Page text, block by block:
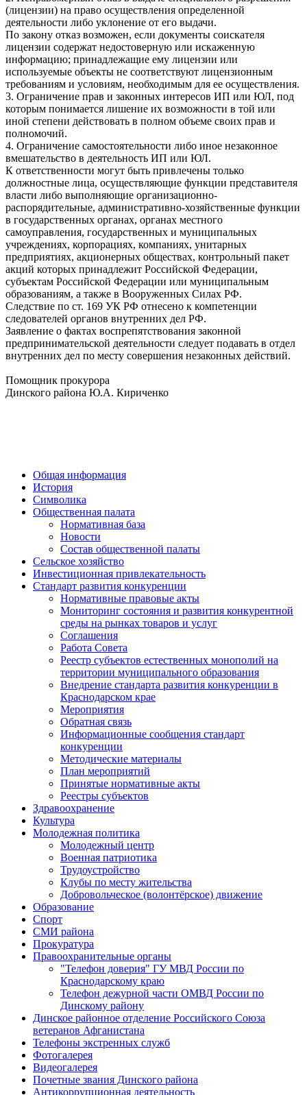
(лицензии) на право осуществления определенной
деятельности либо уклонение от его выдачи.
По закону отказ возможен, если документы соискателя
лицензии содержат недостоверную или искаженную
информацию; принадлежащие ему лицензии или
используемые объекты не соответствуют лицензионным
требованиям и условиям, необходимым для ее осуществления.
3. Ограничение прав и законных интересов ИП или ЮЛ, под
которым понимается лишение их возможности в той или
иной степени действовать в полном объеме своих прав и
полномочий.
4. Ограничение самостоятельности либо иное незаконное
вмешательство в деятельность ИП или ЮЛ.
К ответственности могут быть привлечены только
должностные лица, осуществляющие функции представителя
власти либо выполняющие организационно-
распорядительные, административно-хозяйственные функции
в государственных органах, органах местного
самоуправления, государственных и муниципальных
учреждениях, корпорациях, компаниях, унитарных
предприятиях, акционерных обществах, контрольный пакет
акций которых принадлежит Российской Федерации,
субъектам Российской Федерации или муниципальным
образованиям, а также в Вооруженных Силах РФ.
Следствие по ст. 169 УК РФ отнесено к компетенции
следователей органов внутренних дел РФ.
Заявление о фактах воспрепятствования законной
предпринимательской деятельности следует подавать в отдел
внутренних дел по месту совершения незаконных действий.
Помощник прокурора
Динского района Ю.А. Кириченко
Общая информация
История
Символика
Общественная палата
Нормативная база
Новости
Состав общественной палаты
Сельское хозяйство
Инвестиционная привлекательность
Стандарт развития конкуренции
Нормативные правовые акты
Мониторинг состояния и развития конкурентной
среды на рынках товаров и услуг
Соглашения
Работа Совета
Реестр субъектов естественных монополий на
территории муниципального образования
Внедрение стандарта развития конкуренции в
Краснодарском крае
Мероприятия
Обратная связь
Информационные сообщения стандарт
конкуренции
Методические материалы
План мероприятий
Принятые нормативные акты
Реестры субъектов
Здравоохранение
Культура
Молодежная политика
Молодежный центр
Военная патриотика
Трудоустройство
Клубы по месту жительства
Добровольческое (волонтёрское) движение
Образование
Спорт
СМИ района
Прокуратура
Правоохранительные органы
"Телефон доверия" ГУ МВД России по
Краснодарскому краю
Телефон дежурной части ОМВД России по
Динскому району
Динское районное отделение Российского Союза
ветеранов Афганистана
Телефоны экстренных служб
Фотогалерея
Видеогалерея
Почетные звания Динского района
Антикоррупционная деятельность